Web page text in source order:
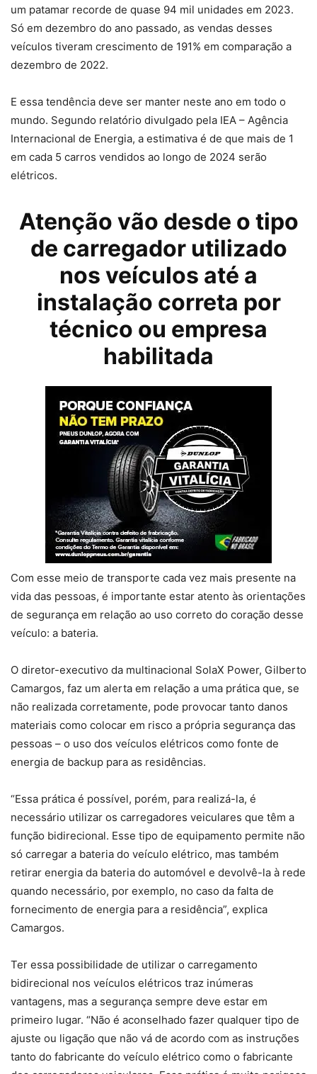
um patamar recorde de quase 94 mil unidades em 2023.
Só em dezembro do ano passado, as vendas desses
veículos tiveram crescimento de 191% em comparação a
dezembro de 2022.
E essa tendência deve ser manter neste ano em todo o
mundo. Segundo relatório divulgado pela IEA – Agência
Internacional de Energia, a estimativa é de que mais de 1
em cada 5 carros vendidos ao longo de 2024 serão
elétricos.
Atenção vão desde o tipo
de carregadorutilizado
nos veículos até a
instalação correta por
técnico ou empresa
habilitada
Com esse meio de transporte cada vez mais presente na
vida das pessoas, é importante estar atento às orientações
de segurança em relação ao uso correto do coração desse
veículo: a bateria.
O diretor-executivo da multinacional SolaX Power, Gilberto
Camargos, faz um alerta em relação a uma prática que, se
não realizada corretamente, pode provocar tanto danos
materiais como colocar em risco a própria segurança das
pessoas – o uso dos veículos elétricos como fonte de
energia de backup para as residências.
“Essa prática é possível, porém, para realizá-la, é
necessário utilizar os carregadores veiculares que têm a
função bidirecional. Esse tipo de equipamento permite não
só carregar a bateria do veículo elétrico, mas também
retirar energia da bateria do automóvel e devolvê-la à rede
quando necessário, por exemplo, no caso da falta de
fornecimento de energia para a residência”, explica
Camargos.
Ter essa possibilidade de utilizar o carregamento
bidirecional nos veículos elétricos traz inúmeras
vantagens, mas a segurança sempre deve estar em
primeiro lugar. “Não é aconselhado fazer qualquer tipo de
ajuste ou ligação que não vá de acordo com as instruções
tanto do fabricante do veículo elétrico como o fabricante